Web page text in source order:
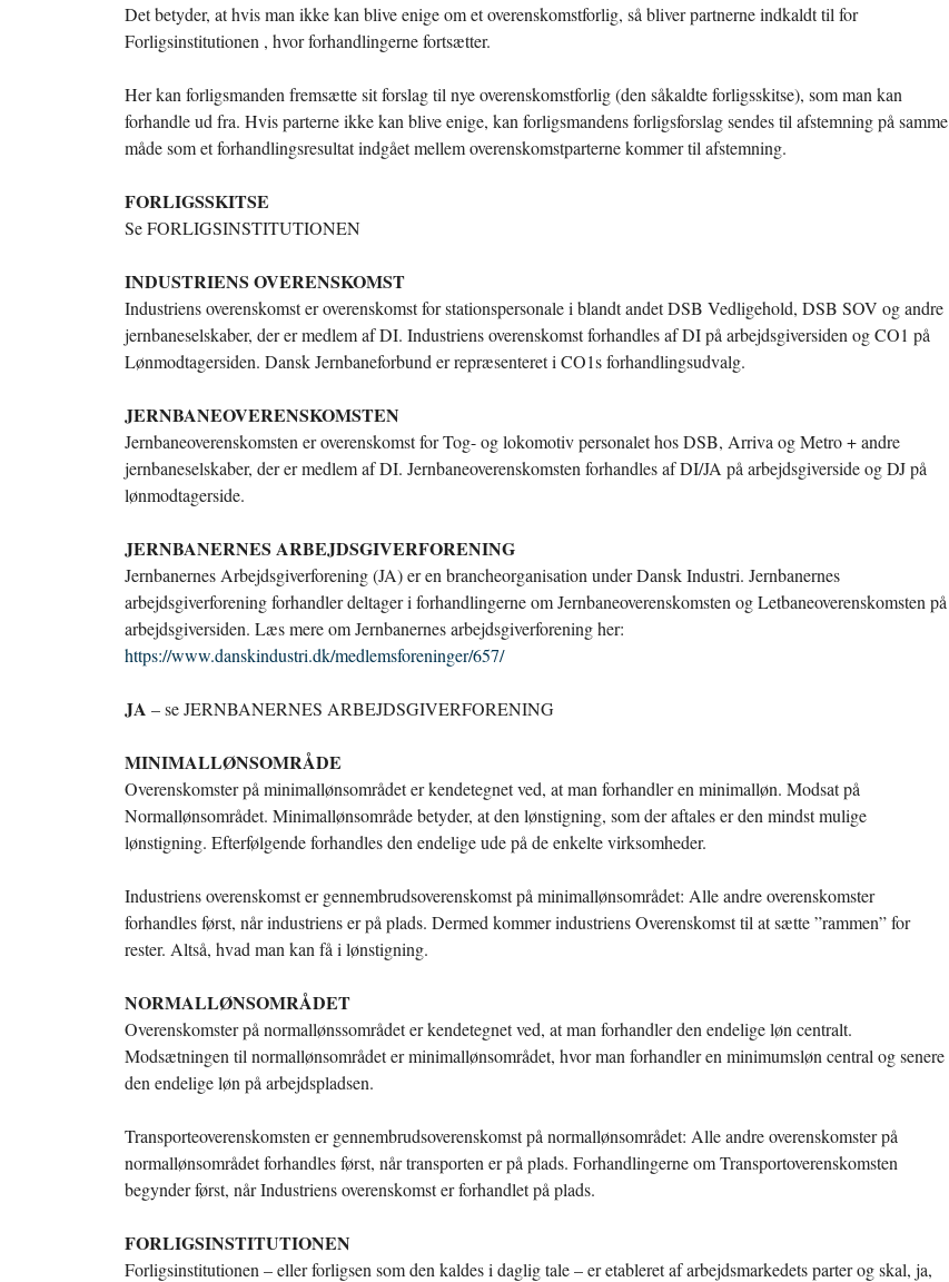
Det betyder, at hvis man ikke kan blive enige om et overenskomstforlig, så bliver partnerne indkaldt til for
Forligsinstitutionen , hvor forhandlingerne fortsætter.
Her kan forligsmanden fremsætte sit forslag til nye overenskomstforlig (den såkaldte forligsskitse), som man kan
forhandle ud fra. Hvis parterne ikke kan blive enige, kan forligsmandens forligsforslag sendes til afstemning på samme
måde som et forhandlingsresultat indgået mellem overenskomstparterne kommer til afstemning.
FORLIGSSKITSE
Se FORLIGSINSTITUTIONEN
INDUSTRIENS OVERENSKOMST
Industriens overenskomst er overenskomst for stationspersonale i blandt andet DSB Vedligehold, DSB SOV og andre
jernbaneselskaber, der er medlem af DI. Industriens overenskomst forhandles af DI på arbejdsgiversiden og CO1 på
Lønmodtagersiden. Dansk Jernbaneforbund er repræsenteret i CO1s forhandlingsudvalg.
JERNBANEOVERENSKOMSTEN
Jernbaneoverenskomsten er overenskomst for Tog- og lokomotiv personalet hos DSB, Arriva og Metro + andre
jernbaneselskaber, der er medlem af DI. Jernbaneoverenskomsten forhandles af DI/JA på arbejdsgiverside og DJ på
lønmodtagerside.
JERNBANERNES ARBEJDSGIVERFORENING
Jernbanernes Arbejdsgiverforening (JA) er en brancheorganisation under Dansk Industri. Jernbanernes
arbejdsgiverforening forhandler deltager i forhandlingerne om Jernbaneoverenskomsten og Letbaneoverenskomsten på
arbejdsgiversiden. Læs mere om Jernbanernes arbejdsgiverforening her:
https://www.danskindustri.dk/medlemsforeninger/657/
JA – se JERNBANERNES ARBEJDSGIVERFORENING
MINIMALLØNSOMRÅDE
Overenskomster på minimallønsområdet er kendetegnet ved, at man forhandler en minimalløn. Modsat på
Normallønsområdet. Minimallønsområde betyder, at den lønstigning, som der aftales er den mindst mulige
lønstigning. Efterfølgende forhandles den endelige ude på de enkelte virksomheder.
Industriens overenskomst er gennembrudsoverenskomst på minimallønsområdet: Alle andre overenskomster
forhandles først, når industriens er på plads. Dermed kommer industriens Overenskomst til at sætte ”rammen” for
rester. Altså, hvad man kan få i lønstigning.
NORMALLØNSOMRÅDET
Overenskomster på normallønssområdet er kendetegnet ved, at man forhandler den endelige løn centralt.
Modsætningen til normallønsområdet er minimallønsområdet, hvor man forhandler en minimumsløn central og senere
den endelige løn på arbejdspladsen.
Transporteoverenskomsten er gennembrudsoverenskomst på normallønsområdet: Alle andre overenskomster på
normallønsområdet forhandles først, når transporten er på plads. Forhandlingerne om Transportoverenskomsten
begynder først, når Industriens overenskomst er forhandlet på plads.
FORLIGSINSTITUTIONEN
Forligsinstitutionen – eller forligsen som den kaldes i daglig tale – er etableret af arbejdsmarkedets parter og skal, ja,